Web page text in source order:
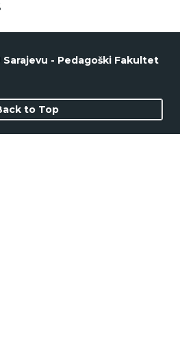
- Pedagoški Fakultet
to Top